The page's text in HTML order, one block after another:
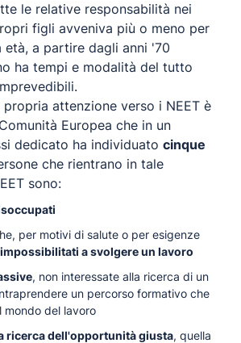
le relative responsabilità nei
figli avveniva più o meno per
età, a partire dagli anni '70
ha tempi e modalità del tutto
attenzione verso i NEET è
Europea che in un
dedicato ha individuato cinque
che rientrano in tale
sono:
per motivi di salute o per esigenze
impossibilitati a svolgere un lavoro
, non interessate alla ricerca di un
un percorso formativo che
mondo del lavoro
ricerca dell'opportunità giusta, quella